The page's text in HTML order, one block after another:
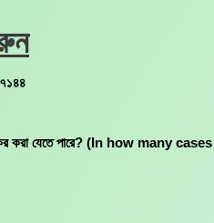
কার্যকর করা যেতে পারে? (In how